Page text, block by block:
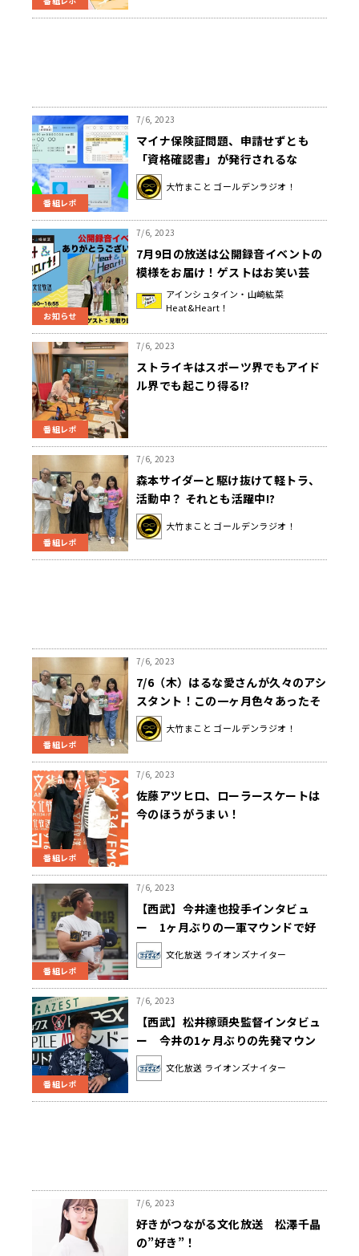
番組レポ
7/6, 2023
マイナ保険証問題、申請せずとも
「資格確認書」が発行されるな
ら……大竹まこと「国民皆保険は本
当にいい制度なのに」
大竹まこと ゴールデンラジオ！
お知らせ
7/6, 2023
7月9日の放送は公開録音イベントの
模様をお届け！ゲストはお笑い芸
人・見取り図のおふたりでした
♪『アインシュタイン・山崎紘菜
アインシュタイン・山崎紘菜
Heat&Heart！
番組レポ
7/6, 2023
ストライキはスポーツ界でもアイド
ル界でも起こり得る!?
番組レポ
7/6, 2023
森本サイダーと駆け抜けて軽トラ、
活動中？ それとも活躍中!?
大竹まこと ゴールデンラジオ！
番組レポ
7/6, 2023
7/6（木）はるな愛さんが久々のアシ
スタント！この一ヶ月色々あったそ
うで…？
大竹まこと ゴールデンラジオ！
番組レポ
7/6, 2023
佐藤アツヒロ、ローラースケートは
今のほうがうまい！
番組レポ
7/6, 2023
【西武】今井達也投手インタビュ
ー 1ヶ月ぶりの一軍マウンドで好
投も「また次の試合に向けての準備
を今日からするだけ」
文化放送 ライオンズナイター
番組レポ
7/6, 2023
【西武】松井稼頭央監督インタビュ
ー 今井の1ヶ月ぶりの先発マウン
ドについて「いずれ対戦しなければ
いけないチームだし、いずれここで
文化放送 ライオンズナイター
7/6, 2023
好きがつながる文化放送 松澤千晶
の”好き”！